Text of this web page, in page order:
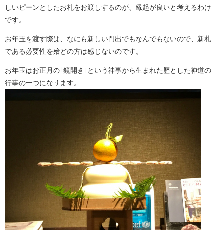
しいピーンとしたお札をお渡しするのが、縁起が良いと考えるわけ
です。
お年玉を渡す際は、なにも新しい門出でもなんでもないので、新札
である必要性を殆どの方は感じないのです。
お年玉はお正月の｢鏡開き｣という神事から生まれた歴とした神道の
行事の一つになります。